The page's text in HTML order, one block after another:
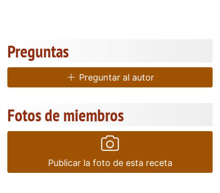
Preguntas
Preguntar al autor
Fotos de miembros
Publicar la foto de esta receta